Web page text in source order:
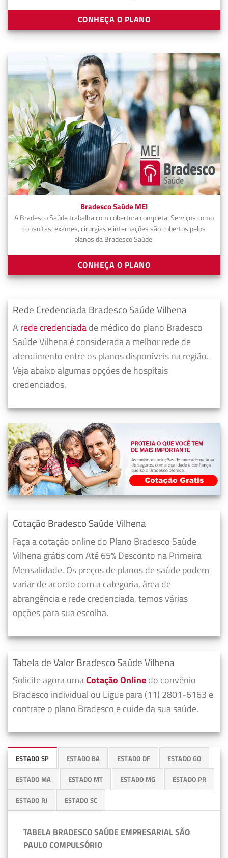
CONHEÇA O PLANO
Bradesco Saúde MEI
A Bradesco Saúde trabalha com cobertura completa. Serviços como
consultas, exames, cirurgias e internações são cobertos pelos
planos da Bradesco Saúde.
CONHEÇA O PLANO
Rede Credenciada Bradesco Saúde Vilhena
A rede credenciadade médico do plano Bradesco
Saúde Vilhena é considerada a melhor rede de
atendimento entre os planos disponíveis na região.
Veja abaixo algumas opções de hospitais
credenciados.
Cotação Bradesco Saúde Vilhena
Faça a cotação online do Plano Bradesco Saúde
Vilhena grátis com Até 65% Desconto na Primeira
Mensalidade. Os preços de planos de saúde podem
variar de acordo com a categoria, área de
abrangência e rede credenciada, temos várias
opções para sua escolha.
Tabela de Valor Bradesco Saúde Vilhena
Solicite agora umaCotação Onlinedo convênio
Bradesco individual ou Ligue para (11) 2801-6163 e
contrate o plano Bradesco e cuide da sua saúde.
ESTADO SP ESTADO BA ESTADO DF ESTADO GO
ESTADO MA ESTADO MT ESTADO MG ESTADO PR
ESTADO RJ ESTADO SC
TABELA BRADESCO SAÚDE EMPRESARIAL SÃO
PAULO COMPULSÓRIO